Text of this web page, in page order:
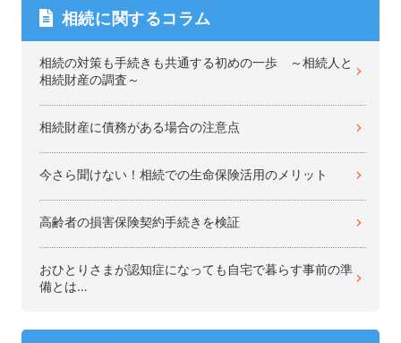
相続に関するコラム
相続の対策も手続きも共通する初めの一歩 ～相続人と
相続財産の調査～
相続財産に債務がある場合の注意点
今さら聞けない！相続での生命保険活用のメリット
高齢者の損害保険契約手続きを検証
おひとりさまが認知症になっても自宅で暮らす事前の準
備とは…